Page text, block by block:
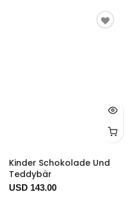
Kinder Schokolade Und
Teddybär
USD 143.00